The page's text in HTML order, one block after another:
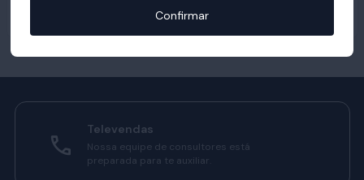
Televendas
Nossa equipe de consultores está
preparada para te auxiliar.
Confirmar